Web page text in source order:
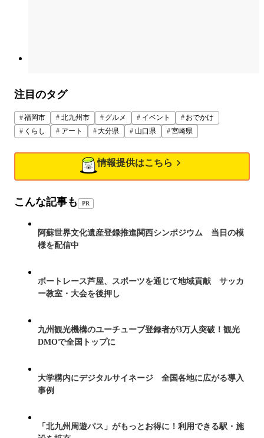
注目のタグ
福岡市 北九州市 グルメ イベント
おでかけ
くらし
アート 大分県 山口県 宮崎県
情報提供はこちら
こんな記事も PR
阿蘇世界文化遺産登録推進関西シンポジウム 当日の模
様を配信中
ボートレース芦屋、スポーツを通じて地域貢献 サッカ
ー教室・大会を後押し
九州観光機構のユーチューブ登録者が3万人突破！観光
DMOで全国トップに
大学構内にデジタルサイネージ 全国各地に広がる導入
事例
「北九州周遊パス」がもっとお得に！利用できる駅・施